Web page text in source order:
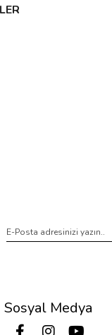
Sosyal Medya